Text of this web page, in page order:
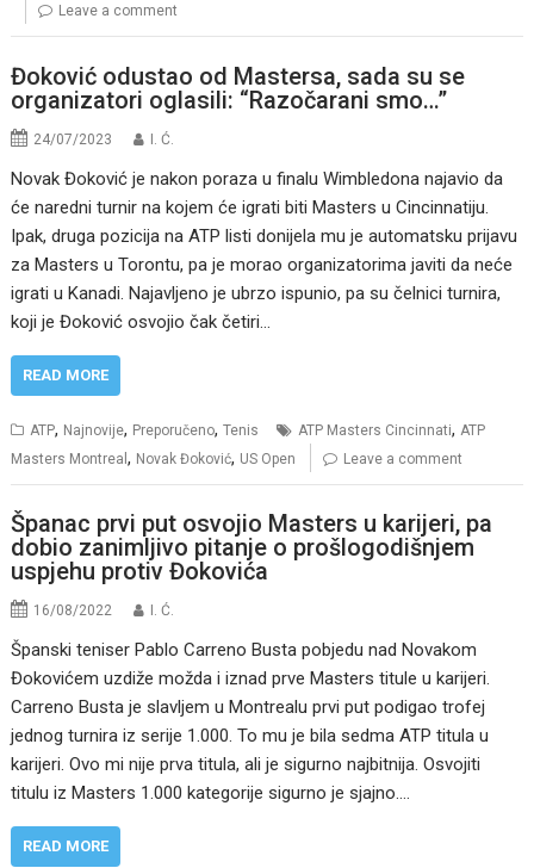
Leave a comment
Đoković odustao od Mastersa, sada su se
organizatori oglasili: “Razočarani smo…”
24/07/2023 I. Ć.
Novak Đoković je nakon poraza u finalu Wimbledona najavio da
će naredni turnir na kojem će igrati biti Masters u Cincinnatiju.
Ipak, druga pozicija na ATP listi donijela mu je automatsku prijavu
za Masters u Torontu, pa je morao organizatorima javiti da neće
igrati u Kanadi. Najavljeno je ubrzo ispunio, pa su čelnici turnira,
koji je Đoković osvojio čak četiri…
READ MORE
ATP, Najnovije, Preporučeno,Tenis ATP Masters Cincinnati,ATP
Masters Montreal, Novak Đoković, US Open Leave a comment
Španac prvi put osvojio Masters u karijeri, pa
dobio zanimljivo pitanje o prošlogodišnjem
uspjehu protiv Đokovića
16/08/2022 I. Ć.
Španski teniser Pablo Carreno Busta pobjedu nad Novakom
Đokovićem uzdiže možda i iznad prve Masters titule u karijeri.
Carreno Busta je slavljem u Montrealu prvi put podigao trofej
jednog turnira iz serije 1.000. To mu je bila sedma ATP titula u
karijeri. Ovo mi nije prva titula, ali je sigurno najbitnija. Osvojiti
titulu iz Masters 1.000 kategorije sigurno je sjajno.…
READ MORE